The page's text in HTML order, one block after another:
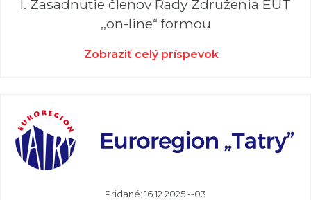
I. Zasadnutie členov Rady Združenia EUT
,,on-line“ formou
Zobraziť celý príspevok
Pridané: 16.12.2025 --03